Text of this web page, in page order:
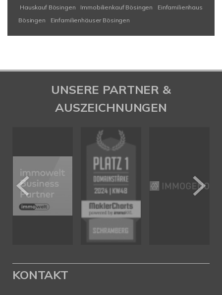
Hauskauf Bösingen
Immobilienkauf Bösingen
Einfamilienhaus
Bösingen
Einfamilienhäuser Bösingen
UNSERE PARTNER &
AUSZEICHNUNGEN
KONTAKT